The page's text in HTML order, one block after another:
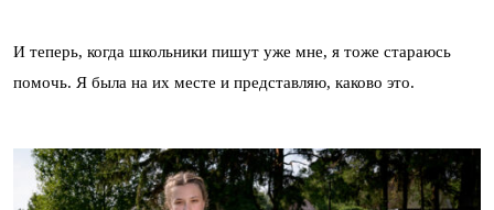
И теперь, когда школьники пишут уже мне, я тоже стараюсь
помочь. Я была на их месте и представляю, каково это.